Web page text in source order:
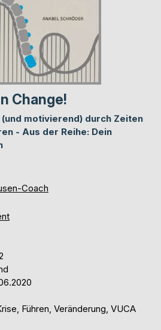
Change!
motivierend) durch Zeiten
- Aus der Reihe: Dein
Coach
Führen, Veränderung, VUCA